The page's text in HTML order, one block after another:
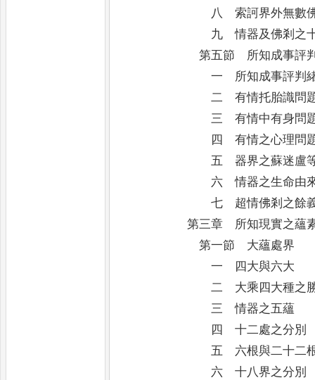
八 索訶界外無數佛
九 情器及佛剎之十
第五節 所知成事評
一 所知成事評判緒
二 有情托胎識問
三 有情中有身問
四 有情之心理問
五 器界之蘇迷盧等
六 情器之生命由來
七 超情佛剎之餘
第三章 所知現實之蘊
第一節 大蘊處界
一 四大與六大
二 大乘四大種之勝
三 情器之五蘊
四 十二處之分別
五 六根與二十二
六 十八界之分別